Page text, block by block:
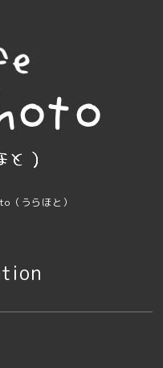
（うらほと）